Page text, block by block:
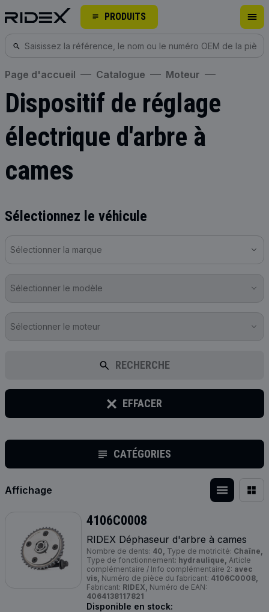
PRODUITS
Page d'accueil Catalogue Moteur
Dispositif de réglage
électrique d'arbre à
cames
Sélectionnez le véhicule
Sélectionner la marque
Sélectionner le modèle
Sélectionner le moteur
RECHERCHE
EFFACER
CATÉGORIES
Affichage
4106C0008
RIDEX Déphaseur d'arbre à cames
Nombre de dents: 40, Type de motricité: Chaîne,
Type de fonctionnement: hydraulique, Article
complémentaire / Info complémentaire 2: avec
vis, Numéro de pièce du fabricant: 4106C0008,
Fabricant: RIDEX, Numéro de EAN:
4064138117821
Disponible en stock: